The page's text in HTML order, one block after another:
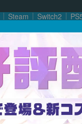
Steam Switch2